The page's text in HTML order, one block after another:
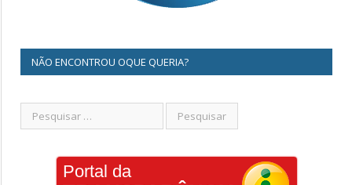
NÃO ENCONTROU OQUE QUERIA?
Portal da